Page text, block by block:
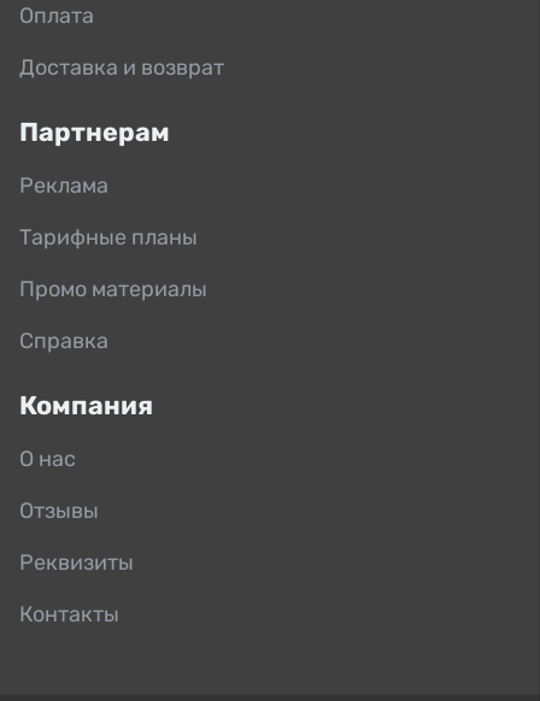
Оплата
Доставка и возврат
Партнерам
Реклама
Тарифные планы
Промо материалы
Справка
Компания
О нас
Отзывы
Реквизиты
Контакты